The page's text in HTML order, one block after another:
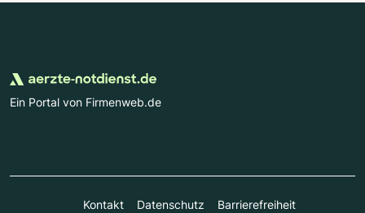
Ein Portal von Firmenweb.de
Kontakt Datenschutz Barrierefreiheit